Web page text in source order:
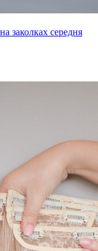
заколках середня